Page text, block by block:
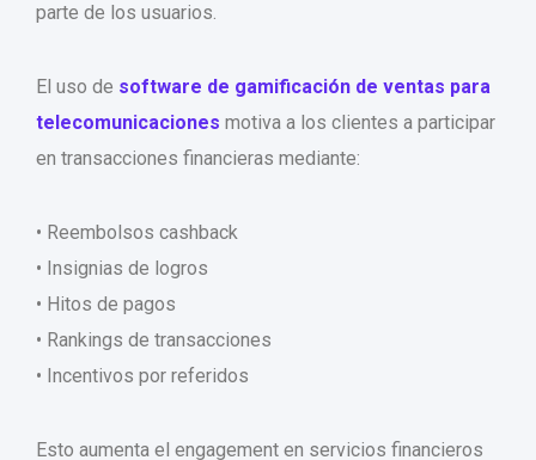
parte de los usuarios.
El uso de software de gamificación de ventas para
telecomunicaciones motiva a los clientes a participar
en transacciones financieras mediante:
• Reembolsos cashback
• Insignias de logros
• Hitos de pagos
• Rankings de transacciones
• Incentivos por referidos
Esto aumenta el engagement en servicios financieros